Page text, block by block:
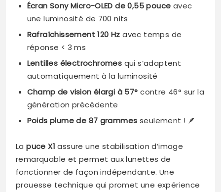
Écran Sony Micro-OLED de 0,55 pouce avec
une luminosité de 700 nits
Rafraîchissement 120 Hz avec temps de
réponse < 3 ms
Lentilles électrochromes qui s’adaptent
automatiquement à la luminosité
Champ de vision élargi à 57° contre 46° sur la
génération précédente
Poids plume de 87 grammes seulement ! 🪶
Lapuce X1 assure une stabilisation d’image
remarquable et permet aux lunettes de
fonctionner de façon indépendante. Une
prouesse technique qui promet une expérience